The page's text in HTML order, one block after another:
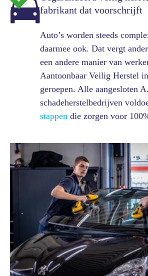
fabrikant dat voorschrijft
Auto’s worden steeds
daarmee ook. Dat vergt
een andere manier van
Aantoonbaar Veilig Herstel
geroepen. Alle aangesloten
schadeherstelbedrijven
stappen die zorgen voor